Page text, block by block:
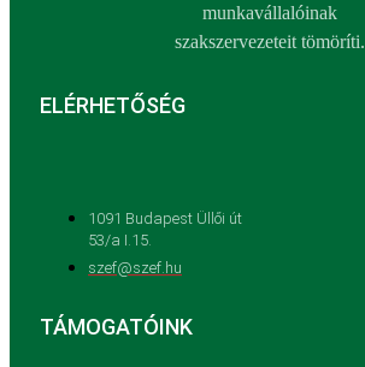
munkavállalóinak
szakszervezeteit tömöríti.
ELÉRHETŐSÉG
1091 Budapest Üllői út
53/a I.15.
szef@szef.hu
TÁMOGATÓINK